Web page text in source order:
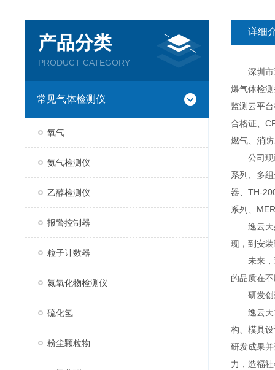
产品分类
PRODUCT CATEGORY
常见气体检测仪
氧气
氨气检测仪
乙醇检测仪
报警控制器
粒子计数器
氮氧化物检测仪
硫化氢
粉尘颗粒物
详细
深圳市逸
爆气体检
监测云平
合格证、
燃气、消
公司现已
系列、多
器、TH-
系列、
逸云天始
现，到安
未来，逸
的品质在
研发创
逸云天13
构、模具
研发成果
力，造福